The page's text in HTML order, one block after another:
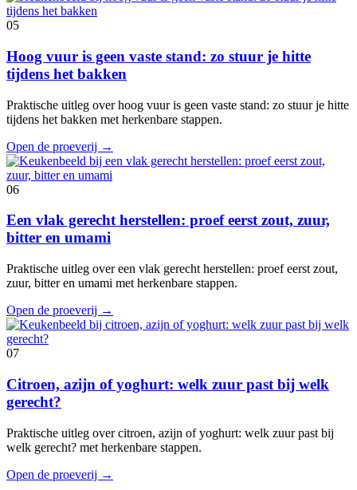
05
Hoog vuur is geen vaste stand: zo stuur je hitte
tijdens het bakken
Praktische uitleg over hoog vuur is geen vaste stand: zo stuur je hitte
tijdens het bakken met herkenbare stappen.
Open de proeverij →
06
Een vlak gerecht herstellen: proef eerst zout, zuur,
bitter en umami
Praktische uitleg over een vlak gerecht herstellen: proef eerst zout,
zuur, bitter en umami met herkenbare stappen.
Open de proeverij →
07
Citroen, azijn of yoghurt: welk zuur past bij welk
gerecht?
Praktische uitleg over citroen, azijn of yoghurt: welk zuur past bij
welk gerecht? met herkenbare stappen.
Open de proeverij →